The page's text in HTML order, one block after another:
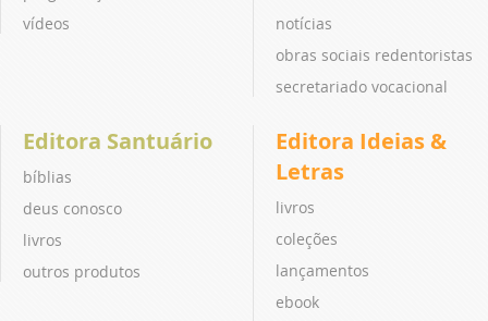
vídeos
notícias
obras sociais redentoristas
secretariado vocacional
Editora Santuário
bíblias
deus conosco
livros
outros produtos
Editora Ideias &
Letras
livros
coleções
lançamentos
ebook